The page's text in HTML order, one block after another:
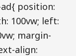
position:
100vw; left:
margin-
align: